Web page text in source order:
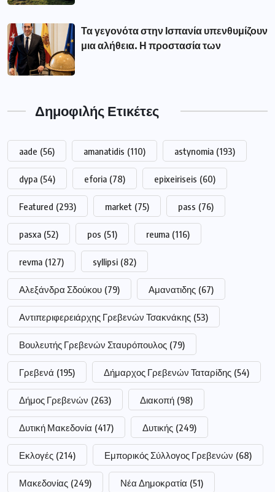
Τα γεγονότα στην Ισπανία υπενθυμίζουν
μια αλήθεια. Η προστασία των
Δημοφιλής Ετικέτες
aade (56) amanatidis (110) astynomia (193)
dypa (54) eforia (78) epixeiriseis (60)
Featured (293) market (75) pass (76)
pasxa (52) pos (51) reuma (116)
revma (127) syllipsi (82)
Αλεξάνδρα Σδούκου (79) Αμανατιδης (67)
Αντιπεριφερειάρχης Γρεβενών Τσακνάκης (53)
Βουλευτής Γρεβενών Σταυρόπουλος (79)
Γρεβενά (195) Δήμαρχος Γρεβενών Ταταρίδης (54)
Δήμος Γρεβενών (263) Διακοπή (98)
Δυτική Μακεδονία (417) Δυτικής (249)
Εκλογές (214) Εμπορικός Σύλλογος Γρεβενών (68)
Μακεδονίας (249) Νέα Δημοκρατία (51)